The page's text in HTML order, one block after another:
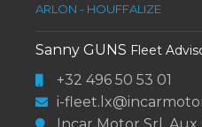
ARLON - HOUFFALIZE
Sanny GUNS Fleet
+32 496 50 53 01
i-